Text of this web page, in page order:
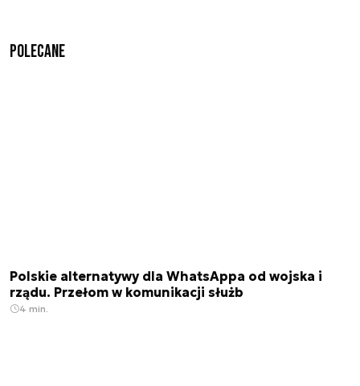
Polecane
Polskie alternatywy dla WhatsAppa od wojska i
rządu. Przełom w komunikacji służb
4 min.